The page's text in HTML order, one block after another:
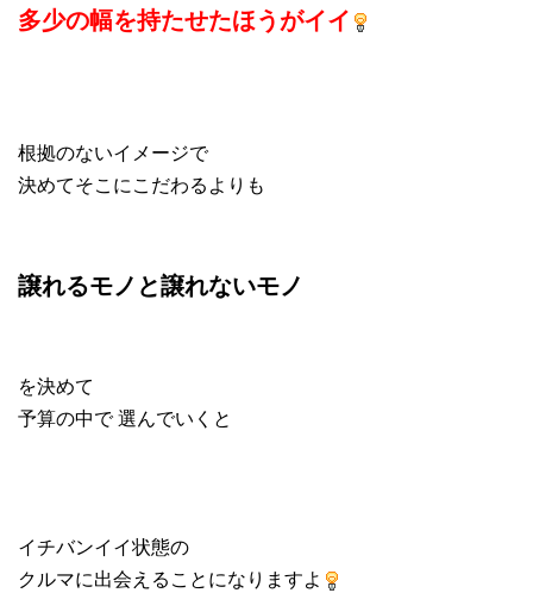
多少の幅を持たせたほうがイイ
根拠のないイメージで
決めてそこにこだわるよりも
譲れるモノと譲れないモノ
を決めて
予算の中で 選んでいくと
イチバンイイ状態の
クルマに出会えることになりますよ